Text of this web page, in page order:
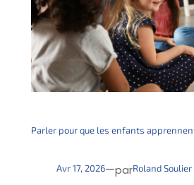
Parler pour que les enfants
Avr 17, 2026—parRoland Soulier